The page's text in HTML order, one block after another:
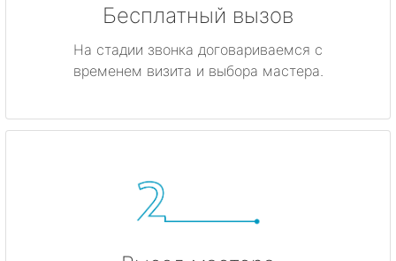
Бесплатный вызов
На стадии звонка договариваемся с
временем визита и выбора мастера.